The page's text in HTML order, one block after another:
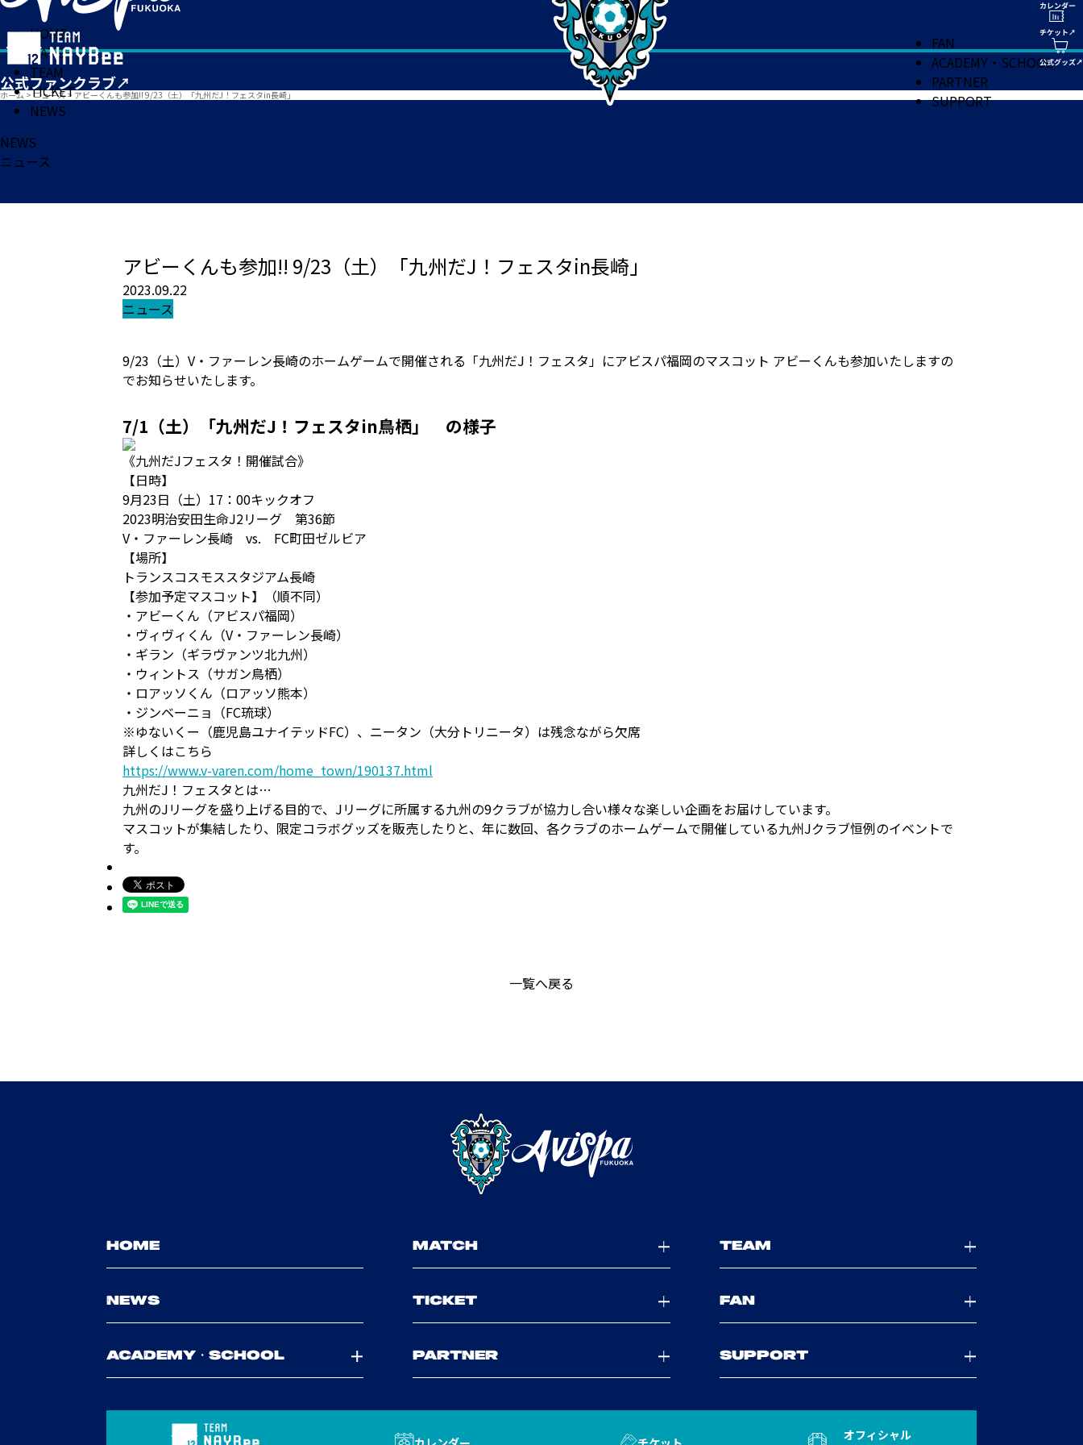
HOME
MATCH
TEAM
TICKET
NEWS
FAN
ACADEMY・SCHOOL
PARTNER
SUPPORT
ホーム > ニュース> アビーくんも参加!! 9/23（土）「九州だJ！フェスタin長崎」
NEWS
ニュース
アビーくんも参加!! 9/23（土）「九州だJ！フェスタin長崎」
2023.09.22
ニュース
9/23（土）V・ファーレン長崎のホームゲームで開催される「九州だJ！フェスタ」にアビスパ福岡のマスコット アビーくんも参加いたしますの
でお知らせいたします。
7/1（土）「九州だJ！フェスタin鳥栖」 の様子
《九州だJフェスタ！開催試合》
【日時】
9月23日（土）17：00キックオフ
2023明治安田生命J2リーグ 第36節
V・ファーレン長崎 vs. FC町田ゼルビア
【場所】
トランスコスモススタジアム長崎
【参加予定マスコット】（順不同）
・アビーくん（アビスパ福岡）
・ヴィヴィくん（V・ファーレン長崎）
・ギラン（ギラヴァンツ北九州）
・ウィントス（サガン鳥栖）
・ロアッソくん（ロアッソ熊本）
・ジンベーニョ（FC琉球）
※ゆないくー（鹿児島ユナイテッドFC）、ニータン（大分トリニータ）は残念ながら欠席
詳しくはこちら
https://www.v-varen.com/home_town/190137.html
九州だJ！フェスタとは…
九州のJリーグを盛り上げる目的で、Jリーグに所属する九州の9クラブが協力し合い様々な楽しい企画をお届けしています。
マスコットが集結したり、限定コラボグッズを販売したりと、年に数回、各クラブのホームゲームで開催している九州Jクラブ恒例のイベントで
す。
一覧へ戻る
HOME MATCH TEAM
NEWS TICKET FAN
ACADEMY・SCHOOL PARTNER SUPPORT
オフィシャル